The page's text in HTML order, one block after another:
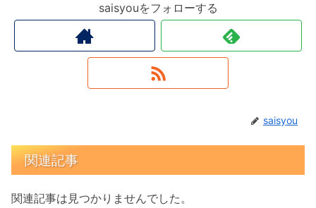
saisyouをフォローする
saisyou
関連記事
関連記事は見つかりませんでした。